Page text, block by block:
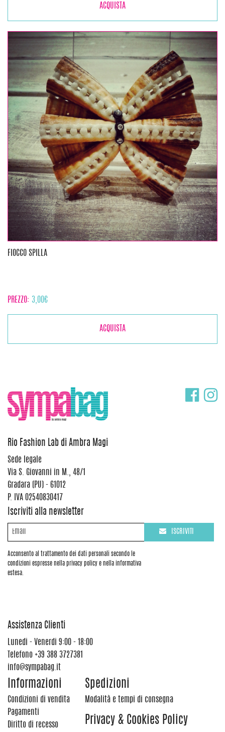
ACQUISTA
FIOCCO SPILLA
PREZZO: 3,00€
ACQUISTA
Rio Fashion Lab di Ambra Magi
Sede legale
Via S. Giovanni in M., 48/1
Gradara (PU) - 61012
P. IVA 02540830417
Iscriviti alla newsletter
Acconsento al trattamento dei dati personali secondo le
condizioni espresse nella privacy policy e nella informativa
estesa.
ISCRIVITI
Assistenza Clienti
Lunedi - Venerdi 9:00 - 18:00
Telefono +39 388 3727381
info@sympabag.it
Informazioni
Condizioni di vendita
Pagamenti
Diritto di recesso
Spedizioni
Modalità e tempi di consegna
Privacy & Cookies Policy